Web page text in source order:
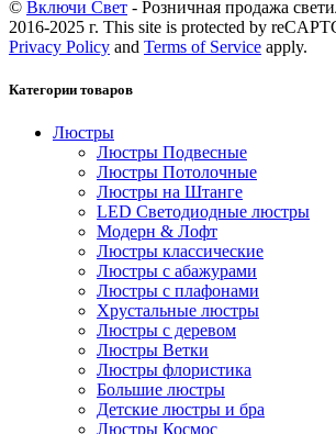
© Включи Свет - Розничная продажа
2016-2025 г. This site is protected by
Privacy Policy and Terms of Service apply.
Категории товаров
Люстры
Люстры Подвесные
Люстры Потолочные
Люстры на Штанге
LED Светодиодные люстры
Модерн & Лофт
Люстры классические
Люстры с абажурами
Люстры с плафонами
Хрустальные люстры
Люстры с деревом
Люстры Ветки
Люстры флористика
Большие люстры
Детские люстры и бра
Люстры Космос